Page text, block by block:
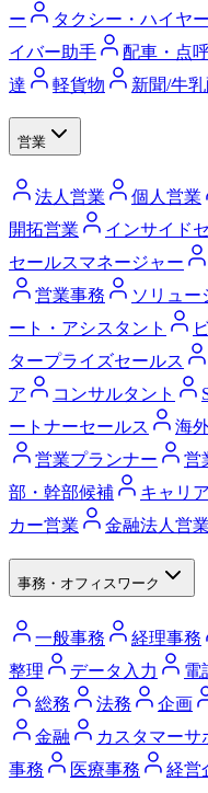
ー
タクシー・ハイヤー
イバー助手
配車・点
達
軽貨物 新聞/牛
営業
法人営業 個人営業
開拓営業
インサイド
セールスマネージャー
営業事務
ソリュー
ート・アシスタント
タープライズセールス
ア
コンサルタント
ートナーセールス
海
営業プランナー
営
部・幹部候補
キャリ
カー営業
金融法人営業
事務・オフィスワーク
一般事務 経理事務
整理
データ入力 電
総務
法務 企画
金融
カスタマーサ
事務
医療事務 経営